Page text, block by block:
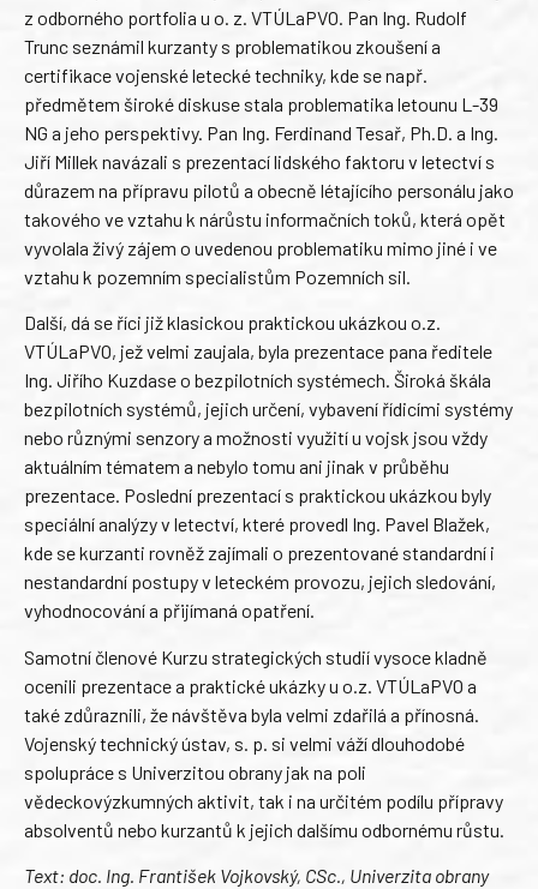
z odborného portfolia u o. z. VTÚLaPVO. Pan Ing. Rudolf
Trunc seznámil kurzanty s problematikou zkoušení a
certifikace vojenské letecké techniky, kde se např.
předmětem široké diskuse stala problematika letounu L-39
NG a jeho perspektivy. Pan Ing. Ferdinand Tesař, Ph.D. a Ing.
Jiří Millek navázali s prezentací lidského faktoru v letectví s
důrazem na přípravu pilotů a obecně létajícího personálu jako
takového ve vztahu k nárůstu informačních toků, která opět
vyvolala živý zájem o uvedenou problematiku mimo jiné i ve
vztahu k pozemním specialistům Pozemních sil.
Další, dá se říci již klasickou praktickou ukázkou o.z.
VTÚLaPVO, jež velmi zaujala, byla prezentace pana ředitele
Ing. Jiřího Kuzdase o bezpilotních systémech. Široká škála
bezpilotních systémů, jejich určení, vybavení řídicími systémy
nebo různými senzory a možnosti využití u vojsk jsou vždy
aktuálním tématem a nebylo tomu ani jinak v průběhu
prezentace. Poslední prezentací s praktickou ukázkou byly
speciální analýzy v letectví, které provedl Ing. Pavel Blažek,
kde se kurzanti rovněž zajímali o prezentované standardní i
nestandardní postupy v leteckém provozu, jejich sledování,
vyhodnocování a přijímaná opatření.
Samotní členové Kurzu strategických studií vysoce kladně
ocenili prezentace a praktické ukázky u o.z. VTÚLaPVO a
také zdůraznili, že návštěva byla velmi zdařilá a přínosná.
Vojenský technický ústav, s. p. si velmi váží dlouhodobé
spolupráce s Univerzitou obrany jak na poli
vědeckovýzkumných aktivit, tak i na určitém podílu přípravy
absolventů nebo kurzantů k jejich dalšímu odbornému růstu.
Text: doc. Ing. František Vojkovský, CSc., Univerzita obrany